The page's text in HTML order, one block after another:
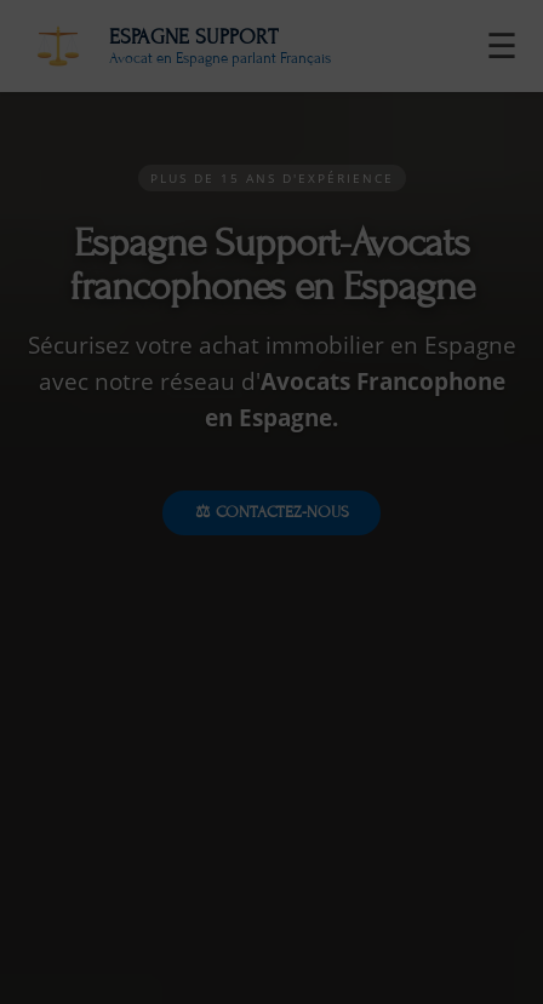
ESPAGNE SUPPORT
Avocat en Espagne parlant Français ☰
PLUS DE 15 ANS D'EXPÉRIENCE
Espagne Support-Avocats
francophones en Espagne
Sécurisez votre achat immobilier en Espagne
avec notre réseau d'Avocats Francophone
en Espagne.
⚖️ CONTACTEZ-NOUS